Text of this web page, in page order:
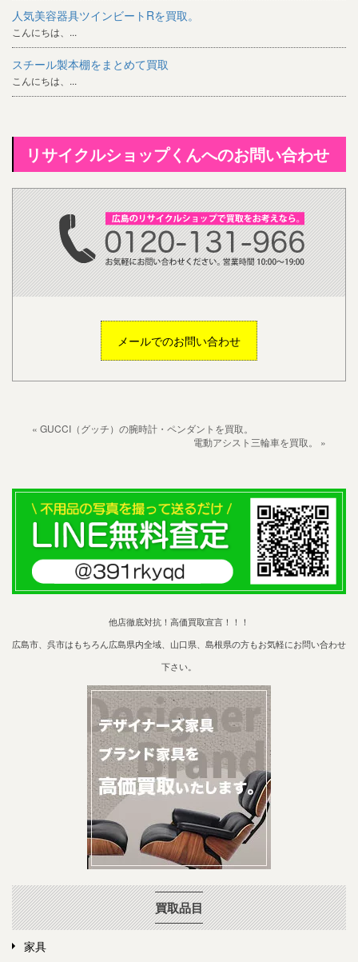
人気美容器具ツインビートRを買取。
こんにちは、...
スチール製本棚をまとめて買取
こんにちは、...
リサイクルショップくんへのお問い合わせ
メールでのお問い合わせ
« GUCCI（グッチ）の腕時計・ペンダントを買取。
電動アシスト三輪車を買取。 »
他店徹底対抗！高価買取宣言！！！
広島市、呉市はもちろん広島県内全域、山口県、島根県の方もお気軽にお問い合わせ
下さい。
買取品目
家具